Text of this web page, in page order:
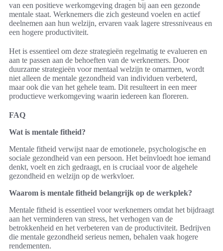
van een positieve werkomgeving dragen bij aan een gezonde
mentale staat. Werknemers die zich gesteund voelen en actief
deelnemen aan hun welzijn, ervaren vaak lagere stressniveaus en
een hogere productiviteit.
Het is essentieel om deze strategieën regelmatig te evalueren en
aan te passen aan de behoeften van de werknemers. Door
duurzame strategieën voor mentaal welzijn te omarmen, wordt
niet alleen de mentale gezondheid van individuen verbeterd,
maar ook die van het gehele team. Dit resulteert in een meer
productieve werkomgeving waarin iedereen kan floreren.
FAQ
Wat is mentale fitheid?
Mentale fitheid verwijst naar de emotionele, psychologische en
sociale gezondheid van een persoon. Het beïnvloedt hoe iemand
denkt, voelt en zich gedraagt, en is cruciaal voor de algehele
gezondheid en welzijn op de werkvloer.
Waarom is mentale fitheid belangrijk op de werkplek?
Mentale fitheid is essentieel voor werknemers omdat het bijdraagt
aan het verminderen van stress, het verhogen van de
betrokkenheid en het verbeteren van de productiviteit. Bedrijven
die mentale gezondheid serieus nemen, behalen vaak hogere
rendementen.